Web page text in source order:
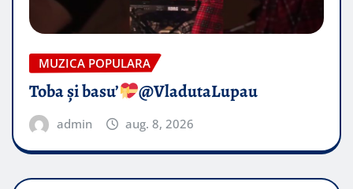
MUZICA POPULARA
Toba și basu’ @VladutaLupau
admin aug. 8, 2026